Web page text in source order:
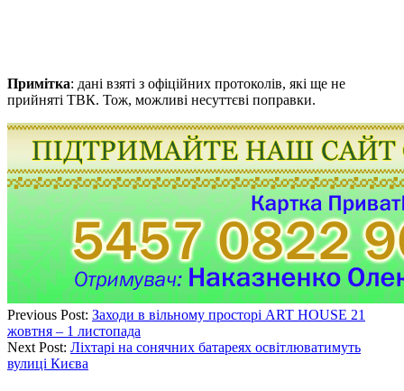
Примітка: дані взяті з офіційних протоколів, які ще не
прийняті ТВК. Тож, можливі несуттєві поправки.
Previous Post: Заходи в вільному просторі ART HOUSE 21
жовтня – 1 листопада
Next Post: Ліхтарі на сонячних батареях освітлюватимуть
вулиці Києва